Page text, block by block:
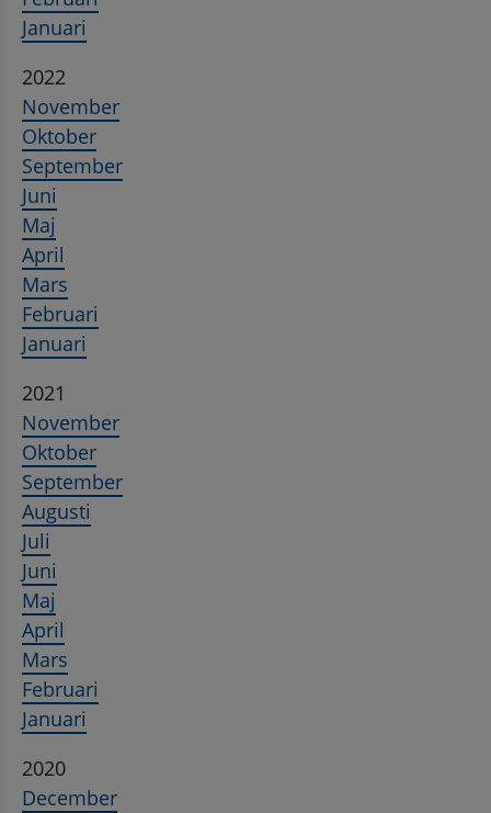
Januari
2022
November
Oktober
September
Juni
Maj
April
Mars
Februari
Januari
2021
November
Oktober
September
Augusti
Juli
Juni
Maj
April
Mars
Februari
Januari
2020
December